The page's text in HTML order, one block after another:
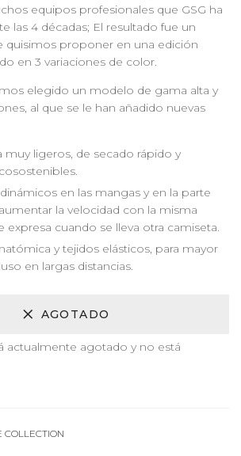
equipos profesionales que GSG ha
las 4 décadas; El resultado fue un
quisimos proponer en una edición
en 3 variaciones de color.
elegido un modelo de gama alta y
al que se le han añadido nuevas
muy ligeros, de secado rápido y
en las mangas y en la parte
la velocidad con la misma
expresa cuando se lleva otra camiseta.
y tejidos elásticos, para mayor
en largas distancias.
AGOTADO
actualmente agotado y no está
COLLECTION